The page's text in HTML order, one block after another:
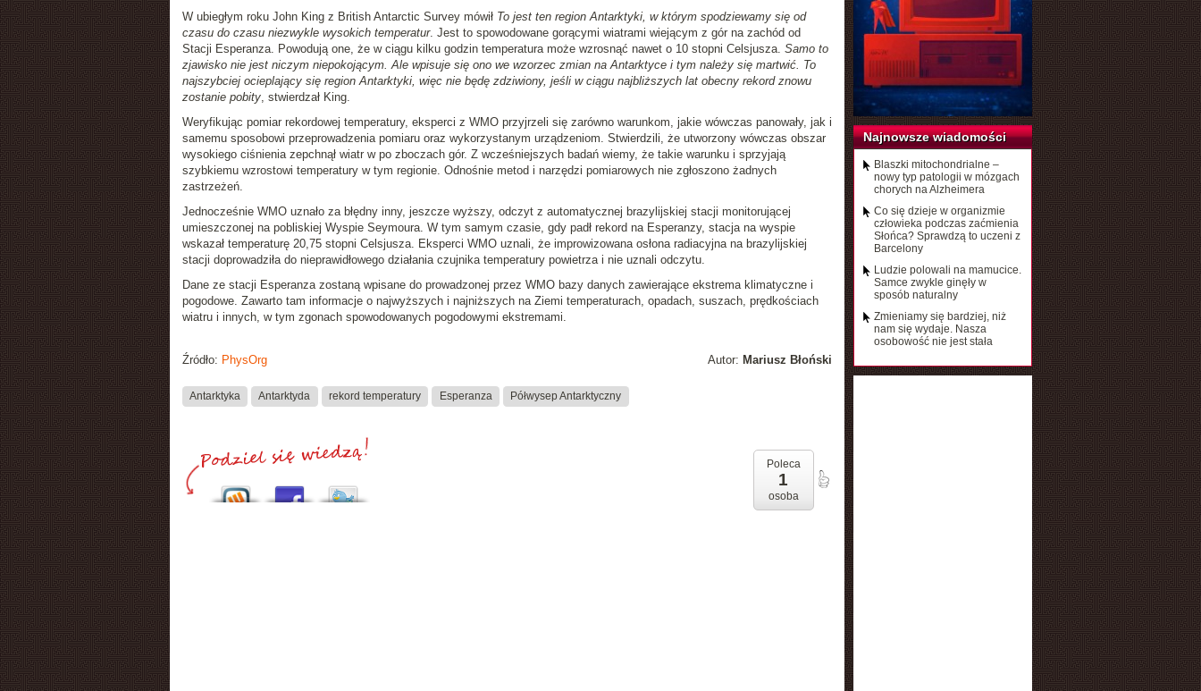
W ubiegłym roku John King z British Antarctic Survey mówił To jest ten region Antarktyki, w którym spodziewamy się od
czasu do czasu niezwykle wysokich temperatur. Jest to spowodowane gorącymi wiatrami wiejącym z gór na zachód od
Stacji Esperanza. Powodują one, że w ciągu kilku godzin temperatura może wzrosnąć nawet o 10 stopni Celsjusza. Samo to
zjawisko nie jest niczym niepokojącym. Ale wpisuje się ono we wzorzec zmian na Antarktyce i tym należy się martwić. To
najszybciej ocieplający się region Antarktyki, więc nie będę zdziwiony, jeśli w ciągu najbliższych lat obecny rekord znowu
zostanie pobity, stwierdzał King.
Weryfikując pomiar rekordowej temperatury, eksperci z WMO przyjrzeli się zarówno warunkom, jakie wówczas panowały, jak i
samemu sposobowi przeprowadzenia pomiaru oraz wykorzystanym urządzeniom. Stwierdzili, że utworzony wówczas obszar
wysokiego ciśnienia zepchnął wiatr w po zboczach gór. Z wcześniejszych badań wiemy, że takie warunku i sprzyjają
szybkiemu wzrostowi temperatury w tym regionie. Odnośnie metod i narzędzi pomiarowych nie zgłoszono żadnych
zastrzeżeń.
Jednocześnie WMO uznało za błędny inny, jeszcze wyższy, odczyt z automatycznej brazylijskiej stacji monitorującej
umieszczonej na pobliskiej Wyspie Seymoura. W tym samym czasie, gdy padł rekord na Esperanzy, stacja na wyspie
wskazał temperaturę 20,75 stopni Celsjusza. Eksperci WMO uznali, że improwizowana osłona radiacyjna na brazylijskiej
stacji doprowadziła do nieprawidłowego działania czujnika temperatury powietrza i nie uznali odczytu.
Dane ze stacji Esperanza zostaną wpisane do prowadzonej przez WMO bazy danych zawierające ekstrema klimatyczne i
pogodowe. Zawarto tam informacje o najwyższych i najniższych na Ziemi temperaturach, opadach, suszach, prędkościach
wiatru i innych, w tym zgonach spowodowanych pogodowymi ekstremami.
Autor: Mariusz Błoński
Źródło: PhysOrg
Antarktyka Antarktyda rekord temperatury Esperanza Półwysep Antarktyczny
Poleca
1
osoba
Najnowsze wiadomości
Blaszki mitochondrialne –
nowy typ patologii w mózgach
chorych na Alzheimera
Co się dzieje w organizmie
człowieka podczas zaćmienia
Słońca? Sprawdzą to uczeni z
Barcelony
Ludzie polowali na mamucice.
Samce zwykle ginęły w
sposób naturalny
Zmieniamy się bardziej, niż
nam się wydaje. Nasza
osobowość nie jest stała